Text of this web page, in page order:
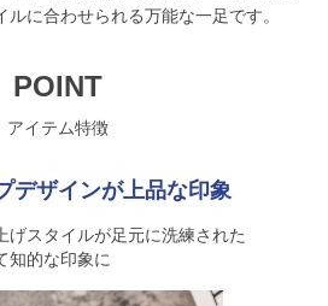
に合わせられる万能な一足です。
POINT
アイテム特徴
デザインが上品な印象
げスタイルが足元に洗練された
知的な印象に